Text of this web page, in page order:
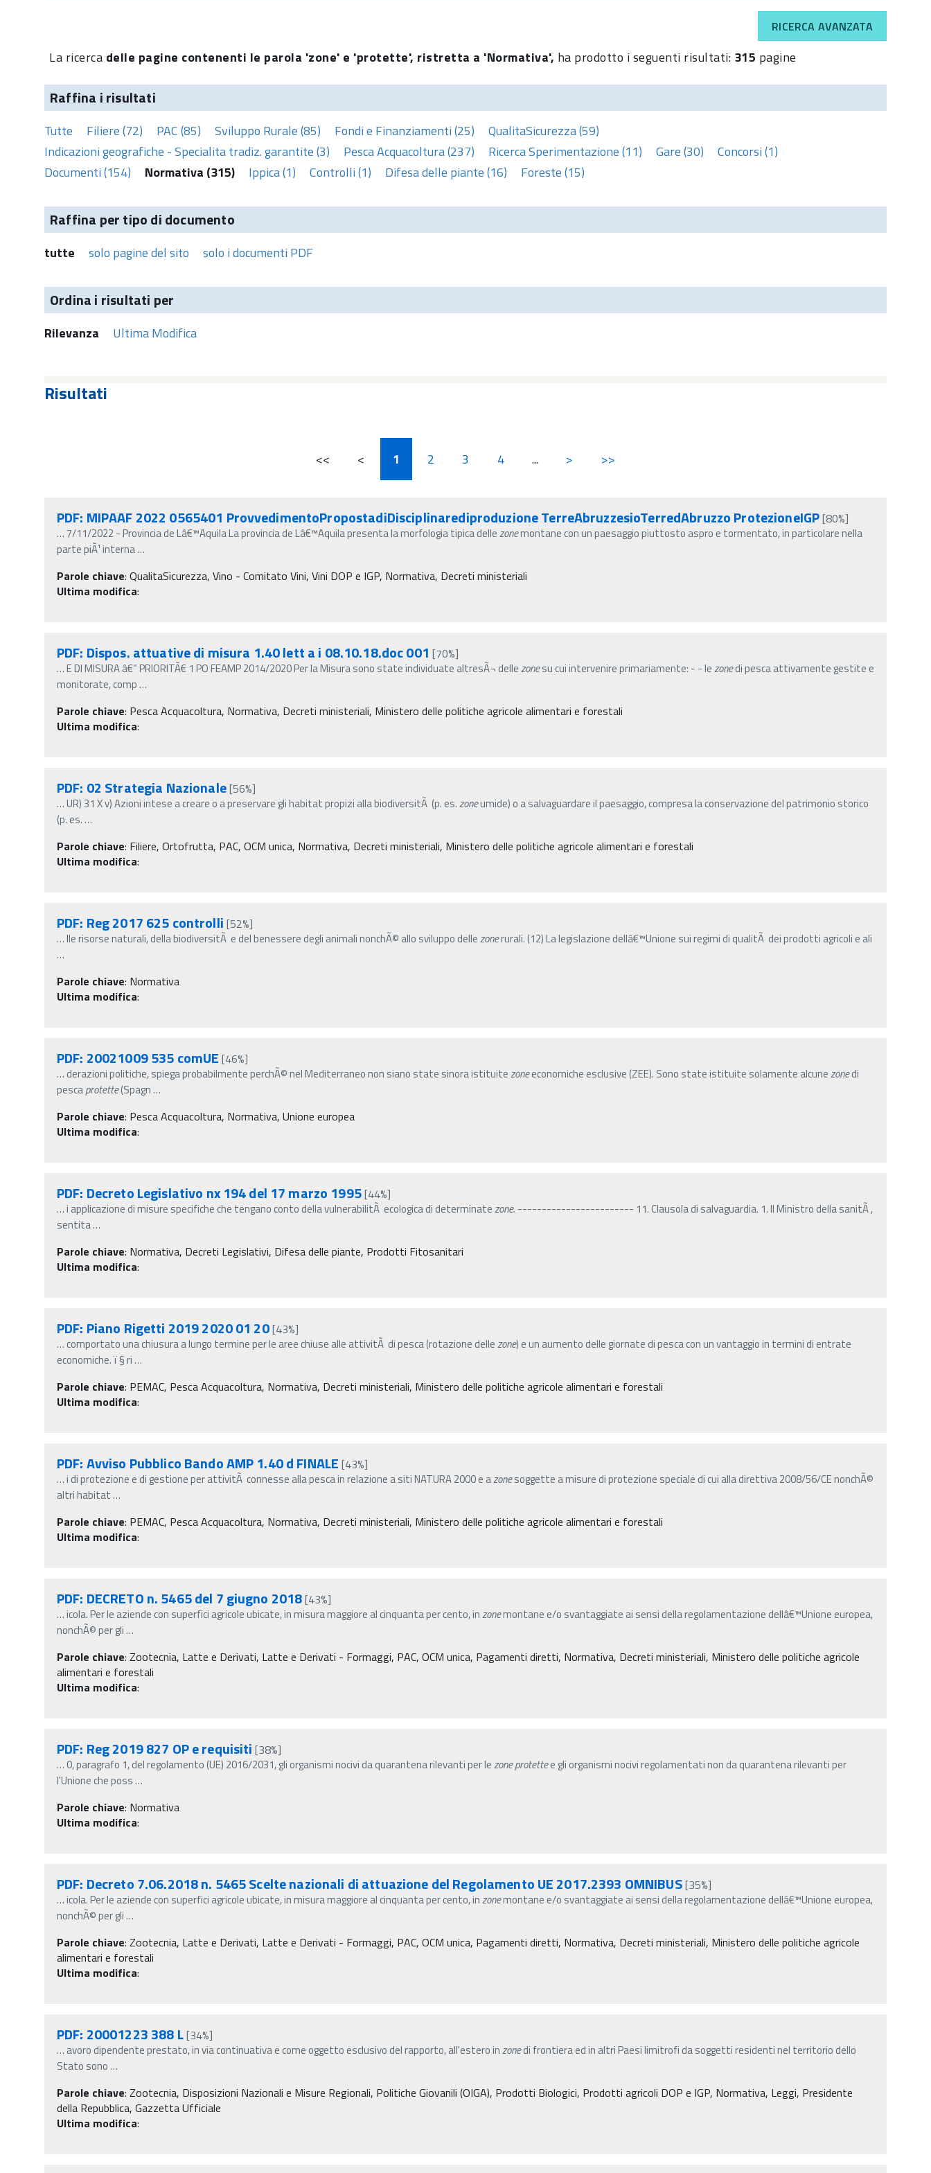
RICERCA AVANZATA
La ricerca delle pagine contenenti le parola 'zone' e 'protette', ristretta a 'Normativa', ha prodotto i seguenti risultati: 315 pagine
Raffina i risultati
Tutte Filiere (72) PAC (85) Sviluppo Rurale (85) Fondi e Finanziamenti (25)
QualitaSicurezza (59)
Indicazioni geografiche - Specialita tradiz. garantite (3)
Pesca Acquacoltura (237) Ricerca Sperimentazione (11) Gare (30)
Concorsi (1)
Documenti (154)
Normativa (315) Ippica (1) Controlli (1) Difesa delle piante (16) Foreste (15)
Raffina per tipo di documento
tutte solo pagine del sito solo i documenti PDF
Ordina i risultati per
Rilevanza Ultima Modifica
Risultati
<< < 1 2 3 4 ... > >>
PDF: MIPAAF 2022 0565401 ProvvedimentoPropostadiDisciplinarediproduzione TerreAbruzzesioTerredAbruzzo ProtezioneIGP[80%]
… 7/11/2022 - Provincia de Lâ€™Aquila La provincia de Lâ€™Aquila presenta la morfologia tipica dellezonemontane con un paesaggio piuttosto aspro e tormentato, in particolare nella
parte piÃ¹ interna…
Parole chiave: QualitaSicurezza, Vino - Comitato Vini, Vini DOP e IGP, Normativa, Decreti ministeriali
Ultima modifica:
PDF: Dispos. attuative di misura 1.40 lett a i 08.10.18.doc 001 [70%]
…E DI MISURA â€“ PRIORITÃ€ 1 PO FEAMP 2014/2020 Per la Misura sono state individuate altresÃ¬ dellezonesu cui intervenire primariamente: - - lezonedi pesca attivamente gestite e
monitorate, comp…
Parole chiave: Pesca Acquacoltura, Normativa, Decreti ministeriali, Ministero delle politiche agricole alimentari e forestali
Ultima modifica:
PDF: 02 Strategia Nazionale[56%]
…UR) 31 X v) Azioni intese a creare o a preservare gli habitat propizi alla biodiversitÃ (p. es.zoneumide) o a salvaguardare il paesaggio, compresa la conservazione del patrimonio storico
(p. es.…
Parole chiave: Filiere, Ortofrutta, PAC, OCM unica, Normativa, Decreti ministeriali, Ministero delle politiche agricole alimentari e forestali
Ultima modifica:
PDF: Reg 2017 625 controlli [52%]
…lle risorse naturali, della biodiversitÃ e del benessere degli animali nonchÃ© allo sviluppo dellezonerurali. (12) La legislazione dellâ€™Unione sui regimi di qualitÃ dei prodotti agricoli e ali
…
Parole chiave: Normativa
Ultima modifica:
PDF: 20021009 535 comUE [46%]
…derazioni politiche, spiega probabilmente perchÃ© nel Mediterraneo non siano state sinora istituitezoneeconomiche esclusive (ZEE). Sono state istituite solamente alcunezonedi
pescaprotette(Spagn…
Parole chiave: Pesca Acquacoltura, Normativa, Unione europea
Ultima modifica:
PDF: Decreto Legislativo nx 194 del 17 marzo 1995[44%]
…i applicazione di misure specifiche che tengano conto della vulnerabilitÃ ecologica di determinatezone. ------------------------ 11. Clausola di salvaguardia. 1. Il Ministro della sanitÃ ,
sentita…
Parole chiave: Normativa, Decreti Legislativi, Difesa delle piante, Prodotti Fitosanitari
Ultima modifica:
PDF: Piano Rigetti 2019 2020 01 20[43%]
… comportato una chiusura a lungo termine per le aree chiuse alle attivitÃ di pesca (rotazione dellezone) e un aumento delle giornate di pesca con un vantaggio in termini di entrate
economiche. ï‚§ ri…
Parole chiave: PEMAC, Pesca Acquacoltura, Normativa, Decreti ministeriali, Ministero delle politiche agricole alimentari e forestali
Ultima modifica:
PDF: Avviso Pubblico Bando AMP 1.40 d FINALE [43%]
…i di protezione e di gestione per attivitÃ connesse alla pesca in relazione a siti NATURA 2000 e azonesoggette a misure di protezione speciale di cui alla direttiva 2008/56/CE nonchÃ©
altri habitat…
Parole chiave: PEMAC, Pesca Acquacoltura, Normativa, Decreti ministeriali, Ministero delle politiche agricole alimentari e forestali
Ultima modifica:
PDF: DECRETO n. 5465 del 7 giugno 2018[43%]
…icola. Per le aziende con superfici agricole ubicate, in misura maggiore al cinquanta per cento, inzonemontane e/o svantaggiate ai sensi della regolamentazione dellâ€™Unione europea,
nonchÃ© per gli…
Parole chiave: Zootecnia, Latte e Derivati, Latte e Derivati - Formaggi, PAC, OCM unica, Pagamenti diretti, Normativa, Decreti ministeriali, Ministero delle politiche agricole
alimentari e forestali
Ultima modifica:
PDF: Reg 2019 827 OP e requisiti [38%]
…0, paragrafo 1, del regolamento (UE) 2016/2031, gli organismi nocivi da quarantena rilevanti per lezoneprotettee gli organismi nocivi regolamentati non da quarantena rilevanti per
l'Unione che poss…
Parole chiave: Normativa
Ultima modifica:
PDF: Decreto 7.06.2018 n. 5465 Scelte nazionali di attuazione del Regolamento UE 2017.2393 OMNIBUS[35%]
…icola. Per le aziende con superfici agricole ubicate, in misura maggiore al cinquanta per cento, inzonemontane e/o svantaggiate ai sensi della regolamentazione dellâ€™Unione europea,
nonchÃ© per gli…
Parole chiave: Zootecnia, Latte e Derivati, Latte e Derivati - Formaggi, PAC, OCM unica, Pagamenti diretti, Normativa, Decreti ministeriali, Ministero delle politiche agricole
alimentari e forestali
Ultima modifica:
PDF: 20001223 388 L[34%]
… avoro dipendente prestato, in via continuativa e come oggetto esclusivo del rapporto, all'estero inzonedi frontiera ed in altri Paesi limitrofi da soggetti residenti nel territorio dello
Stato sono…
Parole chiave: Zootecnia, Disposizioni Nazionali e Misure Regionali, Politiche Giovanili (OIGA), Prodotti Biologici, Prodotti agricoli DOP e IGP, Normativa, Leggi, Presidente
della Repubblica, Gazzetta Ufficiale
Ultima modifica: